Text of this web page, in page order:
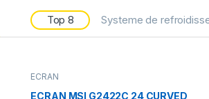
Top 8 Systeme de
ECRAN
ECRAN MSI G2422C 24 CURVED